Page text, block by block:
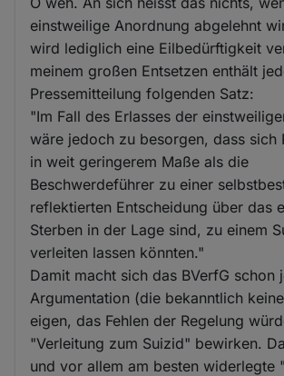
einstweilige Anordnung abgelehnt
wird lediglich eine Eilbedürftigkeit
meinem großen Entsetzen enthält
Pressemitteilung folgenden Satz:
"Im Fall des Erlasses der
wäre jedoch zu besorgen, dass sich
in weit geringerem Maße als die
Beschwerdeführer zu einer
reflektierten Entscheidung über das
Sterben in der Lage sind, zu einem
verleiten lassen könnten."
Damit macht sich das BVerfG schon
Argumentation (die bekanntlich
eigen, das Fehlen der Regelung
"Verleitung zum Suizid" bewirken.
und vor allem am besten widerlegte